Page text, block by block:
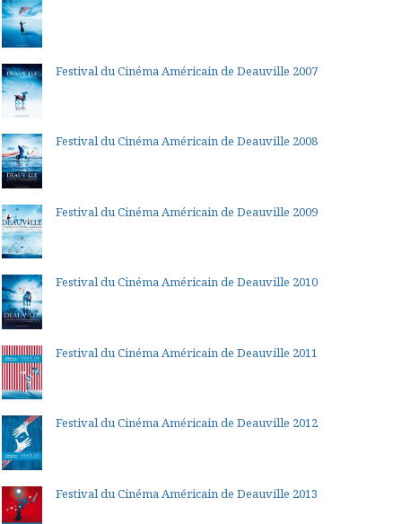
Festival du Cinéma Américain de Deauville 2007
Festival du Cinéma Américain de Deauville 2008
Festival du Cinéma Américain de Deauville 2009
Festival du Cinéma Américain de Deauville 2010
Festival du Cinéma Américain de Deauville 2011
Festival du Cinéma Américain de Deauville 2012
Festival du Cinéma Américain de Deauville 2013